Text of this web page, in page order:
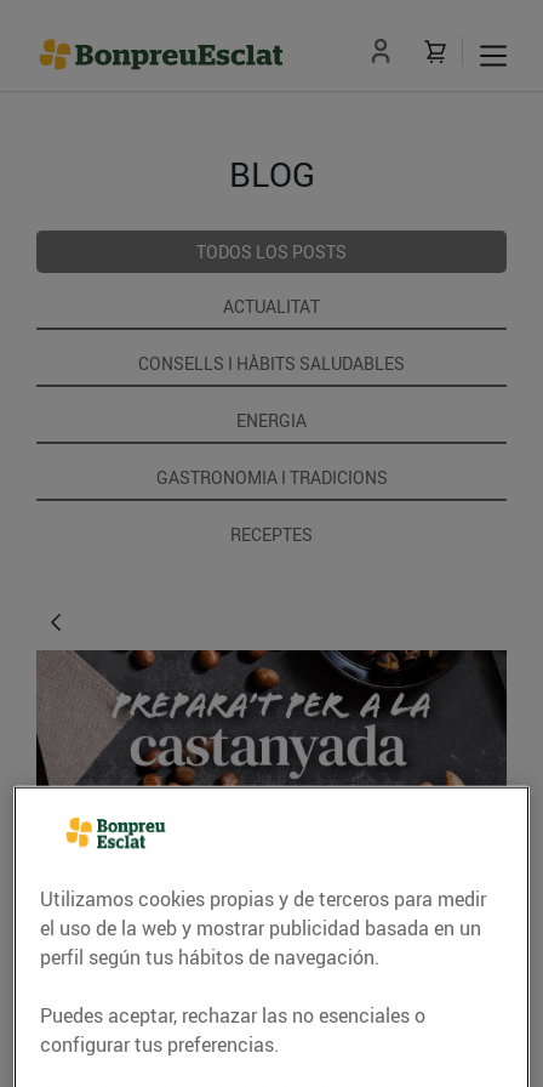
BLOG
TODOS LOS POSTS
ACTUALITAT
CONSELLS I HÀBITS SALUDABLES
ENERGIA
GASTRONOMIA I TRADICIONS
RECEPTES
GASTRONOMÍA Y TRADICIONES
Idees per celebrar la
13/octubre/2023
Utilizamos cookies propias y de terceros para medir
el uso de la web y mostrar publicidad basada en un
perfil según tus hábitos de navegación.
Puedes aceptar, rechazar las no esenciales o
configurar tus preferencias.